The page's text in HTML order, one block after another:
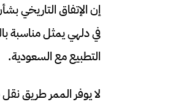
إن الإتفاق التاريخي
في دلهي يمثل مناسبة
التطبيع مع السعودية.
لا يوفر الممر طريق